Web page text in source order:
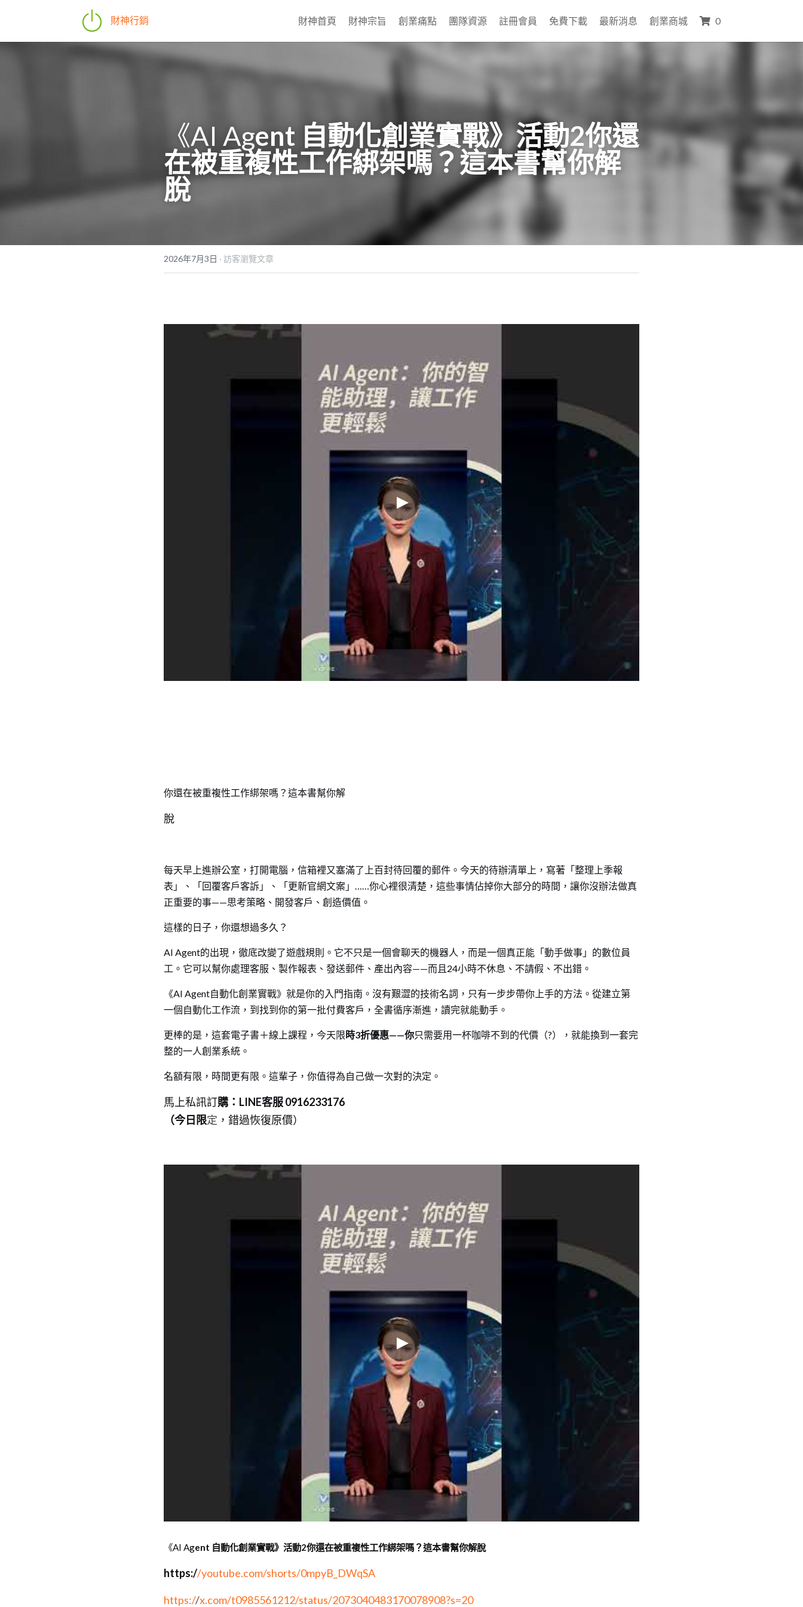
財神行銷 財神首頁 財神宗旨 創業痛點 團隊資源 註冊會員 免費下載 最新消息 創業商城 0
《AI Agent 自動化創業實戰》活動2你還
在被重複性工作綁架嗎？這本書幫你解
脫
2026年7月3日 · 訪客瀏覽文章
你還在被重複性工作綁架嗎？這本書幫你解
脫
每天早上進辦公室，打開電腦，信箱裡又塞滿了上百封待回覆的郵件。今天的待辦清單上，寫著「整理上季報
表」、「回覆客戶客訴」、「更新官網文案」……你心裡很清楚，這些事情佔掉你大部分的時間，讓你沒辦法做真
正重要的事——思考策略、開發客戶、創造價值。
這樣的日子，你還想過多久？
AI Agent的出現，徹底改變了遊戲規則。它不只是一個會聊天的機器人，而是一個真正能「動手做事」的數位員
工。它可以幫你處理客服、製作報表、發送郵件、產出內容——而且24小時不休息、不請假、不出錯。
《AI Agent自動化創業實戰》就是你的入門指南。沒有艱澀的技術名詞，只有一步步帶你上手的方法。從建立第
一個自動化工作流，到找到你的第一批付費客戶，全書循序漸進，讀完就能動手。
更棒的是，這套電子書＋線上課程，今天限時3折優惠——你只需要用一杯咖啡不到的代價（?），就能換到一套完
整的一人創業系統。
名額有限，時間更有限。這輩子，你值得為自己做一次對的決定。
馬上私訊訂購：LINE客服 0916233176
（今日限定 ，錯過恢復原價）
《AI Agent 自動化創業實戰》活動2你還在被重複性工作綁架嗎？這本書幫你解脫
https://youtube.com/shorts/0mpyB_DWqSA
https://x.com/t0985561212/status/2073040483170078908?s=20